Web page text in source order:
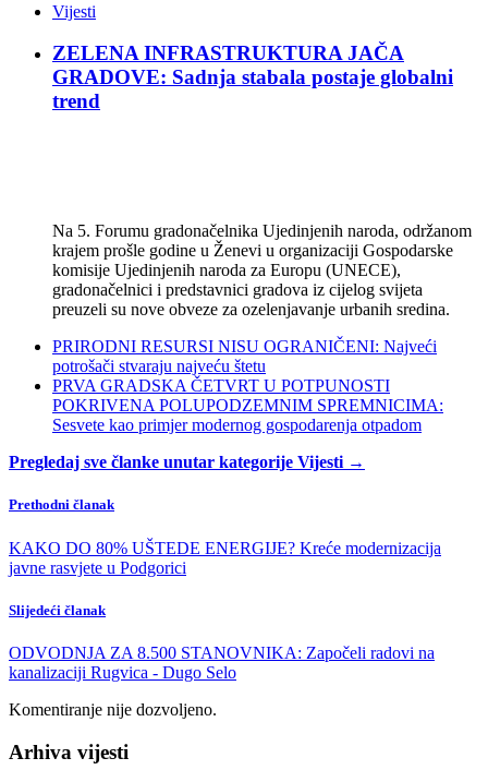
Vijesti
ZELENA INFRASTRUKTURA JAČA
GRADOVE: Sadnja stabala postaje globalni
trend
Na 5. Forumu gradonačelnika Ujedinjenih naroda, održanom
krajem prošle godine u Ženevi u organizaciji Gospodarske
komisije Ujedinjenih naroda za Europu (UNECE),
gradonačelnici i predstavnici gradova iz cijelog svijeta
preuzeli su nove obveze za ozelenjavanje urbanih sredina.
PRIRODNI RESURSI NISU OGRANIČENI: Najveći
potrošači stvaraju najveću štetu
PRVA GRADSKA ČETVRT U POTPUNOSTI
POKRIVENA POLUPODZEMNIM SPREMNICIMA:
Sesvete kao primjer modernog gospodarenja otpadom
Pregledaj sve članke unutar kategorije Vijesti →
Prethodni članak
KAKO DO 80% UŠTEDE ENERGIJE? Kreće modernizacija
javne rasvjete u Podgorici
Slijedeći članak
ODVODNJA ZA 8.500 STANOVNIKA: Započeli radovi na
kanalizaciji Rugvica - Dugo Selo
Komentiranje nije dozvoljeno.
Arhiva vijesti